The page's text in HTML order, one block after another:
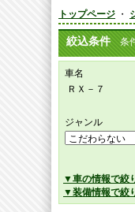
トップページ ・
絞込条件 条
車名
ＲＸ－７
ジャンル
▼車の情報で絞
▼装備情報で絞